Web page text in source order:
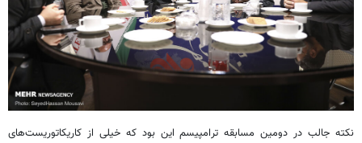
نکته جالب در دومین مسابقه ترامپیسماین بود که خیلی از کاریکاتوریست‌های